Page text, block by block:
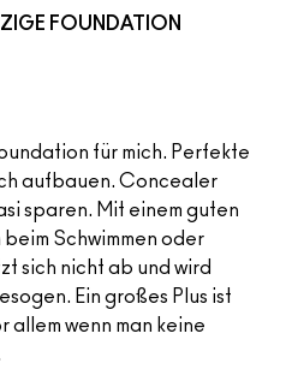
FOUNDATION
für mich. Perfekte
aufbauen. Concealer
sparen. Mit einem guten
Schwimmen oder
sich nicht ab und wird
Ein großes Plus ist
allem wenn man keine